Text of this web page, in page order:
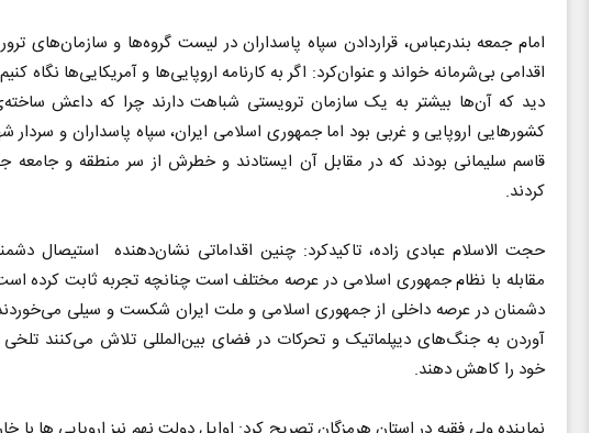
امام جمعه بندرعباس، قراردادن سپاه پاسداران در لیست گروه‌ها و سازمان‌های
اقدامی بی‌شرمانه خواند و عنوان‌کرد: اگر به کارنامه اروپایی‌ها و آمریکایی‌ها نگاه
دید که آن‌ها بیشتر به یک سازمان ترویستی شباهت دارند چرا که داعش
کشورهایی اروپایی و غربی بود اما جمهوری اسلامی ایران، سپاه پاسداران و سردار
قاسم سلیمانی بودند که در مقابل آن ایستادند و خطرش از سر منطقه و جامعه
کردند.
حجت الاسلام عبادی زاده، تاکید‌کرد: چنین اقداماتی نشان‌دهنده استیصال
مقابله با نظام جمهوری اسلامی در عرصه مختلف است چنانچه تجربه ثابت کرده
دشمنان در عرصه داخلی از جمهوری اسلامی و ملت ایران شکست و سیلی
آوردن به جنگ‌های دیپلماتیک و تحرکات در فضای بین‌المللی تلاش می‌کنند
خود را کاهش دهند.